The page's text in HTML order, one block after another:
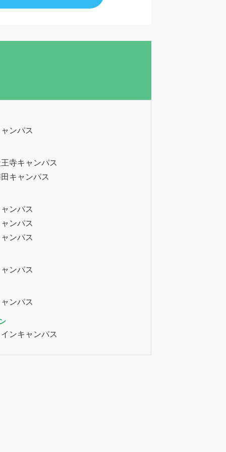
ンパス
寺キャンパス
キャンパス
ンパス
ンパス
ンパス
ンパス
ンパス
ンキャンパス